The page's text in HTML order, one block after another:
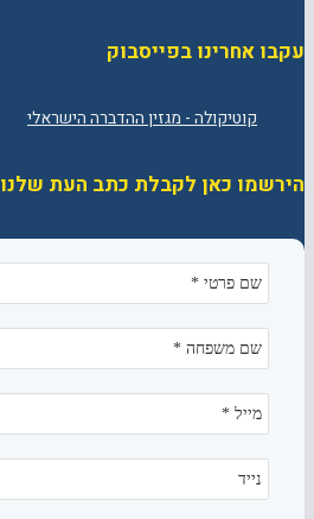
עקבו אחרינו בפייסבוק
הירשמו כאן לקבלת כתב העת שלנו